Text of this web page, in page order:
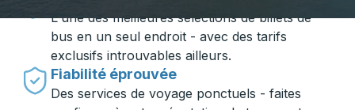
L'une des meilleures sélections de billets de
bus en un seul endroit - avec des tarifs
exclusifs introuvables ailleurs.
Fiabilité éprouvée
Des services de voyage ponctuels - faites